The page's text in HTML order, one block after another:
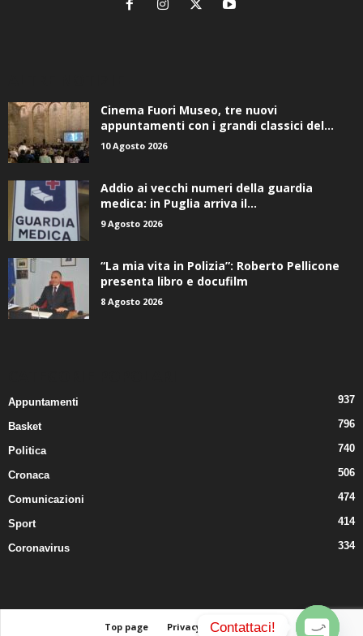
Cinema Fuori Museo, tre nuovi
appuntamenti con i grandi classici del...
10 Agosto 2026
Addio ai vecchi numeri della guardia
medica: in Puglia arriva il...
9 Agosto 2026
“La mia vita in Polizia”: Roberto Pellicone
presenta libro e docufilm
8 Agosto 2026
Appuntamenti 937
Basket 796
Politica 740
Cronaca 506
Comunicazioni 474
Sport 414
Coronavirus 334
Top page Privacy Contatti
Contattaci!